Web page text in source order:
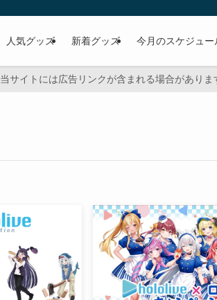
人気グッズ 新着グッズ 今月のスケジュー
当サイトには広告リンクが含まれる場合がありま